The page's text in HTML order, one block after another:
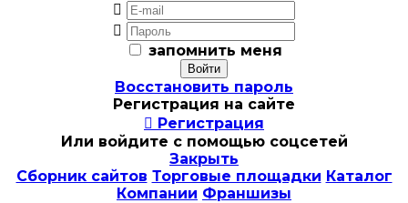


запомнить меня
Восстановить пароль
Регистрация на сайте
 Регистрация
Или войдите с помощью соцсетей
Закрыть
Сборник сайтов Торговые площадки Каталог
Компании Франшизы